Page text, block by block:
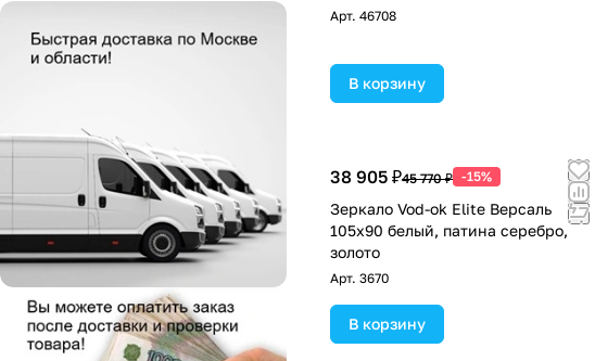
Арт. 46708
В корзину
38 905 ₽45 770 ₽ -15%
Зеркало Vod-ok Elite Версаль
105х90 белый, патина серебро,
золото
Арт. 3670
В корзину